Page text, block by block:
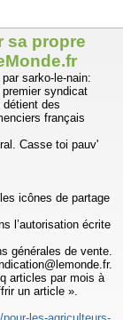
sa propre
sarko-le-nain:
syndicat
des
français
Casse toi pauv'
icônes de partage
l’autorisation écrite
générales de vente.
articles par mois à
un article ».